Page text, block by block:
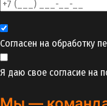
Согласен на обработку
Я даю свое согласие на